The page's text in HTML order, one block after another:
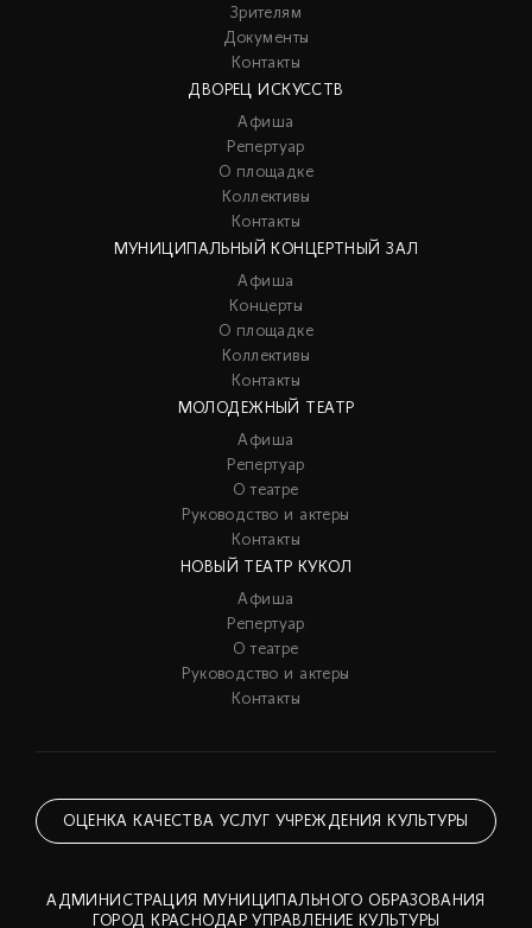
Зрителям
Документы
Контакты
ДВОРЕЦ ИСКУССТВ
Афиша
Репертуар
О площадке
Коллективы
Контакты
МУНИЦИПАЛЬНЫЙ КОНЦЕРТНЫЙ ЗАЛ
Афиша
Концерты
О площадке
Коллективы
Контакты
МОЛОДЕЖНЫЙ ТЕАТР
Афиша
Репертуар
О театре
Руководство и актеры
Контакты
НОВЫЙ ТЕАТР КУКОЛ
Афиша
Репертуар
О театре
Руководство и актеры
Контакты
ОЦЕНКА КАЧЕСТВА УСЛУГ УЧРЕЖДЕНИЯ КУЛЬТУРЫ
АДМИНИСТРАЦИЯ МУНИЦИПАЛЬНОГО ОБРАЗОВАНИЯ
ГОРОД КРАСНОДАР УПРАВЛЕНИЕ КУЛЬТУРЫ